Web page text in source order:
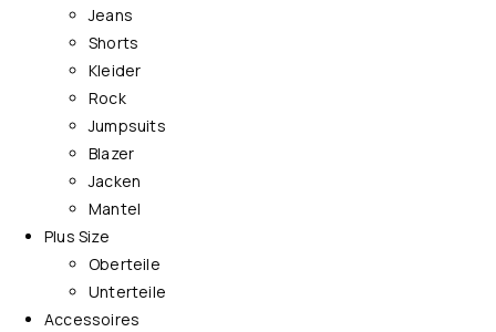
Jeans
Shorts
Kleider
Rock
Jumpsuits
Blazer
Jacken
Mantel
Plus Size
Oberteile
Unterteile
Accessoires